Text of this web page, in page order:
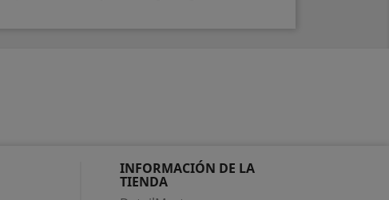
INFORMACIÓN DE LA
TIENDA